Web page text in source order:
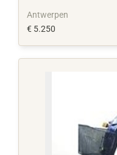
Antwerpen
€ 5.250